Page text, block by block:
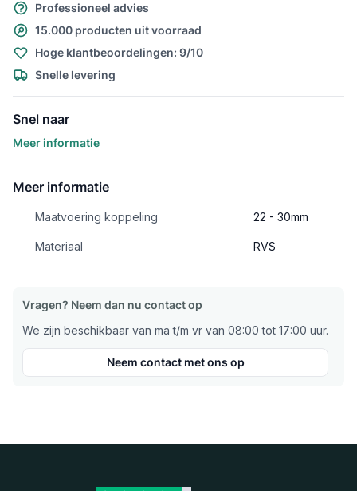
Professioneel advies
15.000 producten uit voorraad
Hoge klantbeoordelingen: 9/10
Snelle levering
Snel naar
Meer informatie
Meer informatie
Maatvoering koppeling 22 - 30mm
Materiaal RVS
Vragen? Neem dan nu contact op
We zijn beschikbaar van ma t/m vr van 08:00 tot 17:00 uur.
Neem contact met ons op